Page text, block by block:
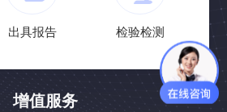
出具报告 检验检测
增值服务